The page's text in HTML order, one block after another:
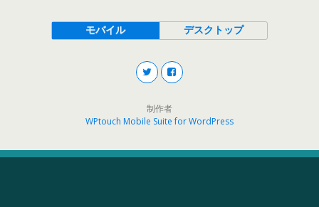
モバイル デスクトップ
制作者
WPtouch Mobile Suite for WordPress